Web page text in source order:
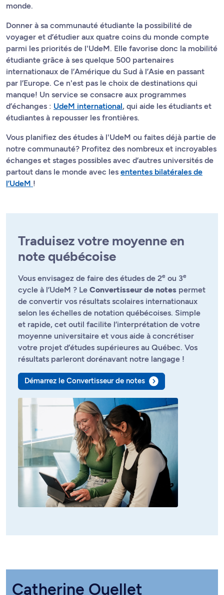
monde.
Donner à sa communauté étudiante la possibilité de
voyager et d’étudier aux quatre coins du monde compte
parmi les priorités de l'UdeM. Elle favorise donc la mobilité
étudiante grâce à ses quelque 500 partenaires
internationaux de l’Amérique du Sud à l’Asie en passant
par l’Europe. Ce n'est pas le choix de destinations qui
manque! Un service se consacre aux programmes
d’échanges : UdeM international, qui aide les étudiants et
étudiantes à repousser les frontières.
Vous planifiez des études à l'UdeM ou faites déjà partie de
notre communauté? Profitez des nombreux et incroyables
échanges et stages possibles avec d’autres universités de
partout dans le monde avec les ententes bilatérales de
l’UdeM !
Traduisez votre moyenne en
note québécoise
Vous envisagez de faire des études de 2e ou 3e
cycle à l’UdeM ? Le Convertisseur de notes permet
de convertir vos résultats scolaires internationaux
selon les échelles de notation québécoises. Simple
et rapide, cet outil facilite l’interprétation de votre
moyenne universitaire et vous aide à concrétiser
votre projet d’études supérieures au Québec. Vos
résultats parleront dorénavant notre langage !
Démarrez le Convertisseur de notes
Catherine Ouellet